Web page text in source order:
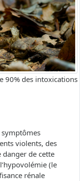
90% des intoxications
symptômes
violents, des
danger de cette
(le
rénale